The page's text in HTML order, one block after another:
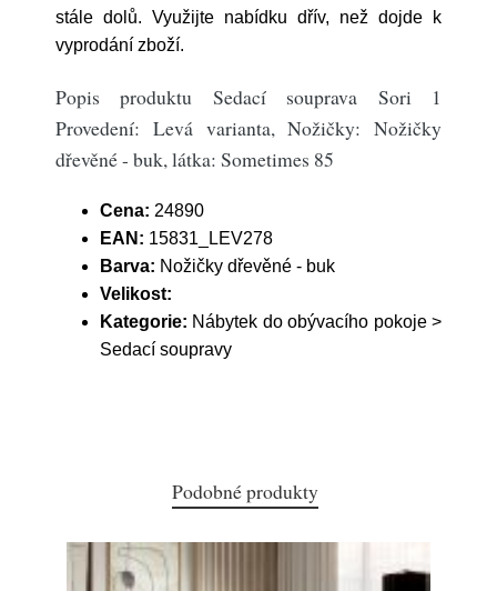
stále dolů. Využijte nabídku dřív, než dojde k
vyprodání zboží.
Popis produktu Sedací souprava Sori 1
Provedení: Levá varianta, Nožičky: Nožičky
dřevěné - buk, látka: Sometimes 85
Cena: 24890
EAN: 15831_LEV278
Barva: Nožičky dřevěné - buk
Velikost:
Kategorie: Nábytek do obývacího pokoje >
Sedací soupravy
Podobné produkty